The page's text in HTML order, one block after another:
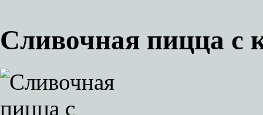
Сливочная пицца с